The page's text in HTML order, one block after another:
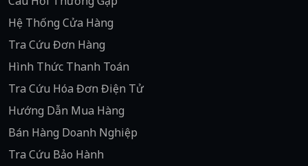
Hệ Thống Cửa Hàng
Tra Cứu Đơn Hàng
Hình Thức Thanh Toán
Tra Cứu Hóa Đơn Điện Tử
Hướng Dẫn Mua Hàng
Bán Hàng Doanh Nghiệp
Tra Cứu Bảo Hành